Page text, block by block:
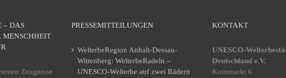
– DAS
U
Zeugnisse
PRESSEMITTEILUNGEN
WelterbeRegion Anhalt-Dessau-
Wittenberg: WelterbeRadeln –
UNESCO-Welterbe auf zwei Rädern
KONTAKT
UNESCO-
Deutschland e.V.
Kornmarkt 6